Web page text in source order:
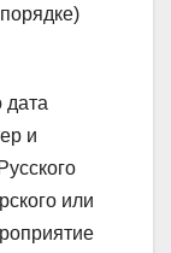
дата
и
или